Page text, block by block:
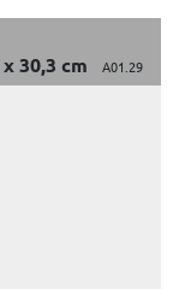
30,3 cm A01.29